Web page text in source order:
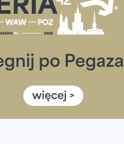
– czym kierować się w
Produkty, które warto
szykuje się na weekend
35. Bieg Powstania
liczba uczestników